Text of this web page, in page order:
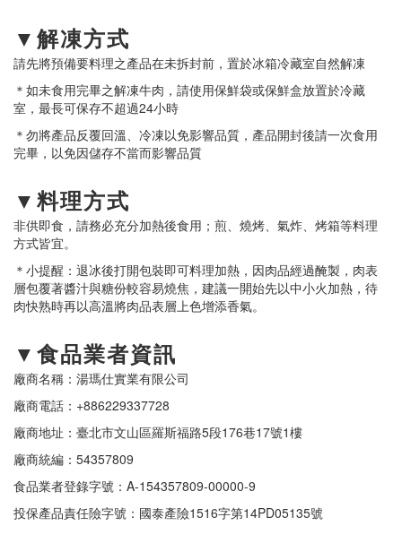
▼解凍方式
請先將預備要料理之產品在未拆封前，置於冰箱冷藏室自然解凍
＊如未食用完畢之解凍牛肉，請使用保鮮袋或保鮮盒放置於冷藏
室，最長可保存不超過24小時
＊勿將產品反覆回溫、冷凍以免影響品質，產品開封後請一次食用
完畢，以免因儲存不當而影響品質
▼料理方式
非供即食，請務必充分加熱後食用；煎、燒烤、氣炸、烤箱等料理
方式皆宜。
＊小提醒：退冰後打開包裝即可料理加熱，因肉品經過醃製，肉表
層包覆著醬汁與糖份較容易燒焦，建議一開始先以中小火加熱，待
肉快熟時再以高溫將肉品表層上色增添香氣。
▼食品業者資訊
廠商名稱：湯瑪仕實業有限公司
廠商電話：+886229337728
廠商地址：臺北市文山區羅斯福路5段176巷17號1樓
廠商統編：54357809
食品業者登錄字號：A-154357809-00000-9
投保產品責任險字號：國泰產險1516字第14PD05135號